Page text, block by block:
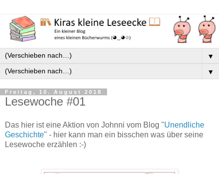
▼
▼
Freitag, 10. August 2018
Lesewoche #01
Das hier ist eine Aktion von Johnni vom Blog "Unendliche
Geschichte" - hier kann man ein bisschen was über seine
Lesewoche erzählen :-)